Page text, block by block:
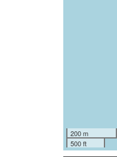
200 m
500 ft